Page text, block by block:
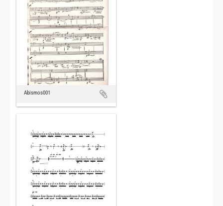
Abismos001